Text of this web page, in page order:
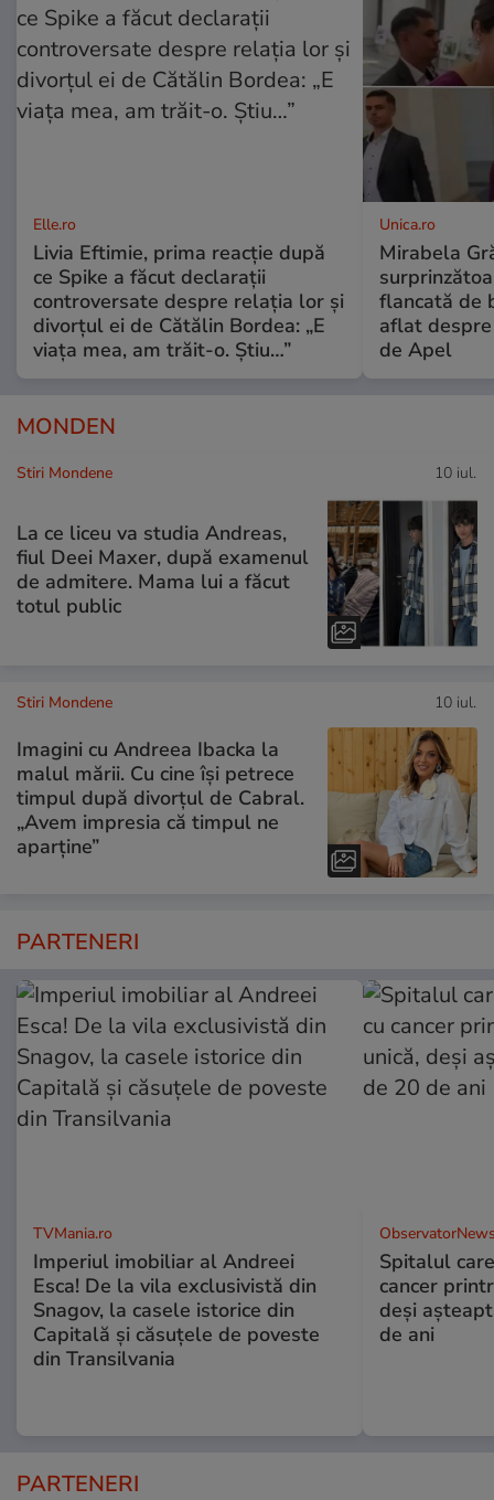
Elle.ro
Livia Eftimie, prima reacție după
ce Spike a făcut declarații
controversate despre relația lor și
divorțul ei de Cătălin Bordea: „E
viața mea, am trăit-o. Știu…”
Unica.ro
Mirabela
flancată de
aflat
de Apel
MONDEN
Stiri Mondene 10 iul.
La ce liceu va studia Andreas,
fiul Deei Maxer, după examenul
de admitere. Mama lui a făcut
totul public
Stiri Mondene 10 iul.
Imagini cu Andreea Ibacka la
malul mării. Cu cine își petrece
timpul după divorțul de Cabral.
„Avem impresia că timpul ne
aparține”
PARTENERI
TVMania.ro
Imperiul imobiliar al Andreei
Esca! De la vila exclusivistă din
Snagov, la casele istorice din
Capitală și căsuțele de poveste
din Transilvania
Spitalul
cancer
deşi
de ani
PARTENERI